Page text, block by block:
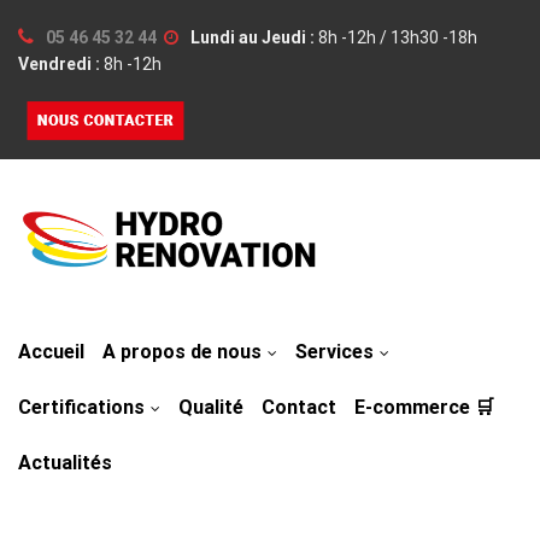
05 46 45 32 44 Lundi au Jeudi : 8h -12h / 13h30 -18h
Vendredi : 8h -12h
Accueil A propos de nous Services
Certifications Qualité Contact E-commerce 🛒
Actualités